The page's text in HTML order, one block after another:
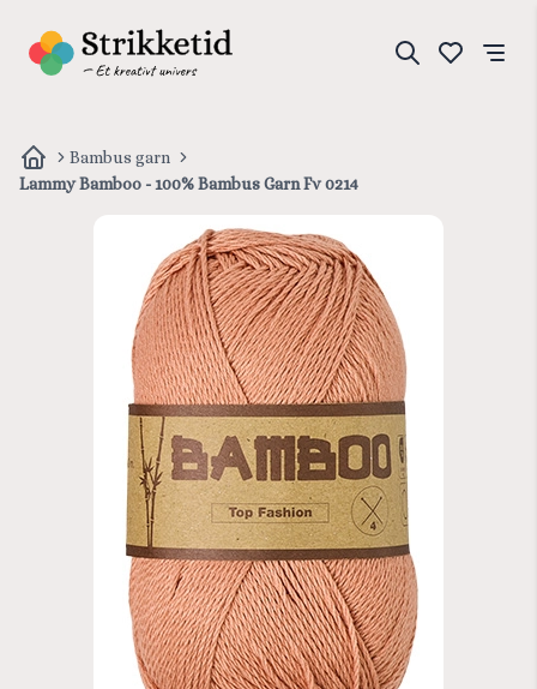
Bambus garn
Lammy Bamboo - 100% Bambus Garn Fv 0214